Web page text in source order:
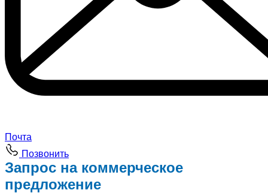
Почта
Позвонить
Запрос на коммерческое
предложение